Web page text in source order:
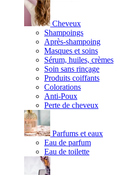
Cheveux
Shampoings
Après-shampoing
Masques et soins
Sérum, huiles, crèmes
Soin sans rinçage
Produits coiffants
Colorations
Anti-Poux
Perte de cheveux
Parfums et eaux
Eau de parfum
Eau de toilette